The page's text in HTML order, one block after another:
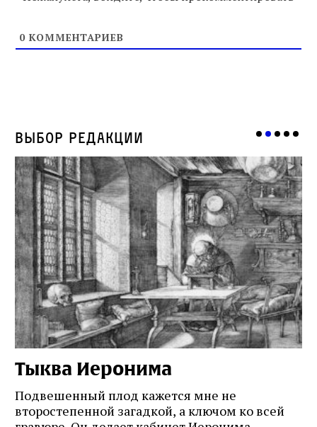
0 КОММЕНТАРИЕВ
Выбор редакции
Тыква Иеронима
Подвешенный плод кажется мне не
второстепенной загадкой, а ключом ко всей